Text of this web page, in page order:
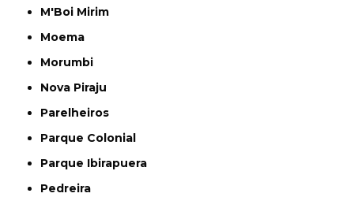
M'Boi Mirim
Moema
Morumbi
Nova Piraju
Parelheiros
Parque Colonial
Parque Ibirapuera
Pedreira